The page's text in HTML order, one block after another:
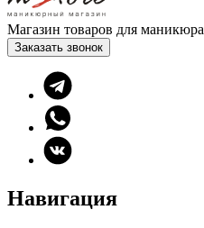
Магазин товаров для маникюра
Заказать звонок
Навигация